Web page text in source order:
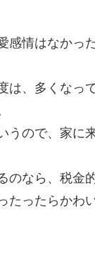
情はなかった
、多くなって
ので、家に
なら、税金
ったらか